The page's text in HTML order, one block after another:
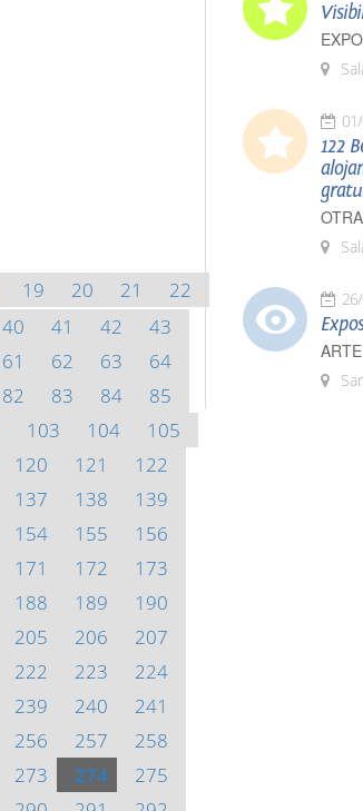
19 20 21
22
40 41 42
43
61 62 63
64
82 83 84
85
103 104
105
120 121
122
137 138
139
154 155
156
171 172
173
188 189
190
205 206
207
222 223
224
239 240
241
256 257
258
273 274
275
122